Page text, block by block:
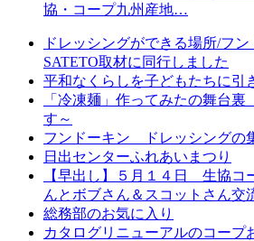
協・コープ九州産地…
ドレッシングができる場所/フ
SATETO取材に同行しました
平和なくらしを子どもたちに引
「冷凍麺」作ってみたの舞台
す～
フンドーキン ドレッシングの
日出センターふれあいまつり
【早出し】５月１４日 生協コ
んとボブさん＆スコットさん交
総務部のお気に入り
カタログリニューアルのコープ